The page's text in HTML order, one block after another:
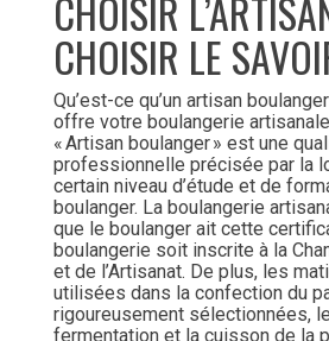
CHOISIR
CHOISIR LE
Qu’est-ce qu’un artisan
offre votre boulangerie artisanale
« Artisan boulanger » est une
professionnelle précisée par la
certain niveau d’étude et de
boulanger. La boulangerie
que le boulanger ait cette
boulangerie soit inscrite à la
et de l’Artisanat. De plus, les
utilisées dans la confection du
rigoureusement sélectionnées,
fermentation et la cuisson de la